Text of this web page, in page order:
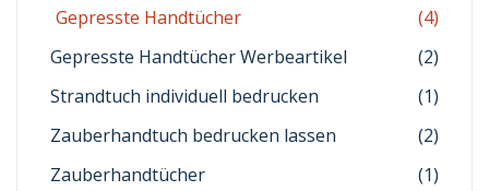
Gepresste Handtücher
(4)
Gepresste Handtücher Werbeartikel
(2)
Strandtuch individuell bedrucken
(1)
Zauberhandtuch bedrucken lassen
(2)
Zauberhandtücher
(1)